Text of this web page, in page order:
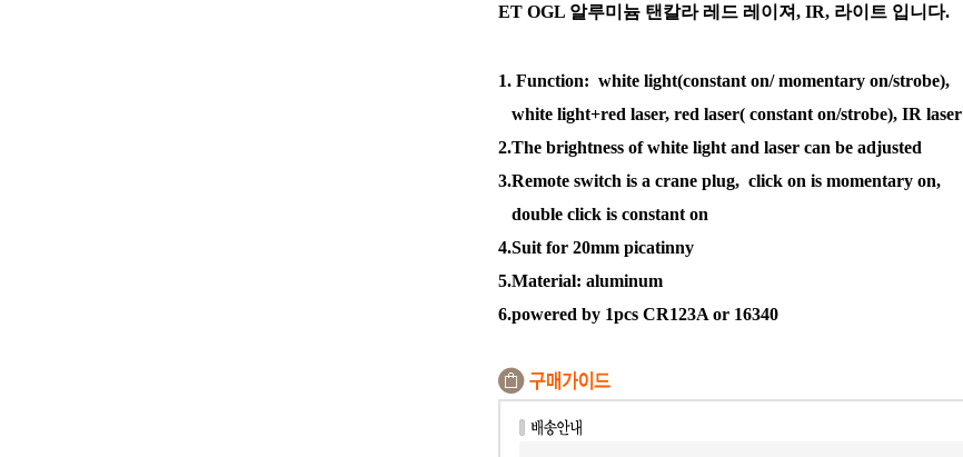
ET OGL 알루미늄 탠칼라 레드 레이져, IR, 라이트 입니다.
1. Function: white light(constant on/ momentary on/strobe),
white light+red laser, red laser( constant on/strobe), IR laser
2.The brightness of white light and laser can be adjusted
3.Remote switch is a crane plug, click on is momentary on,
double click is constant on
4.Suit for 20mm picatinny
5.Material: aluminum
6.powered by 1pcs CR123A or 16340